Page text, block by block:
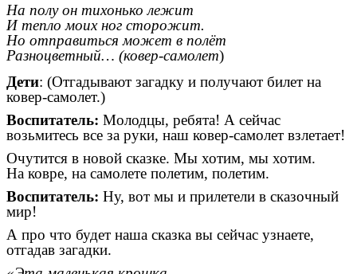
На полу он тихонько лежит
И тепло моих ног сторожит.
Но отправиться может в полёт
Разноцветный… (ковер-самолет)
Дети: (Отгадывают загадку и получают билет на
ковер-самолет.)
Воспитатель: Молодцы, ребята! А сейчас
возьмитесь все за руки, наш ковер-самолет взлетает!
Очутится в новой сказке. Мы хотим, мы хотим.
На ковре, на самолете полетим, полетим.
Воспитатель: Ну, вот мы и прилетели в сказочный
мир!
А про что будет наша сказка вы сейчас узнаете,
отгадав загадки.